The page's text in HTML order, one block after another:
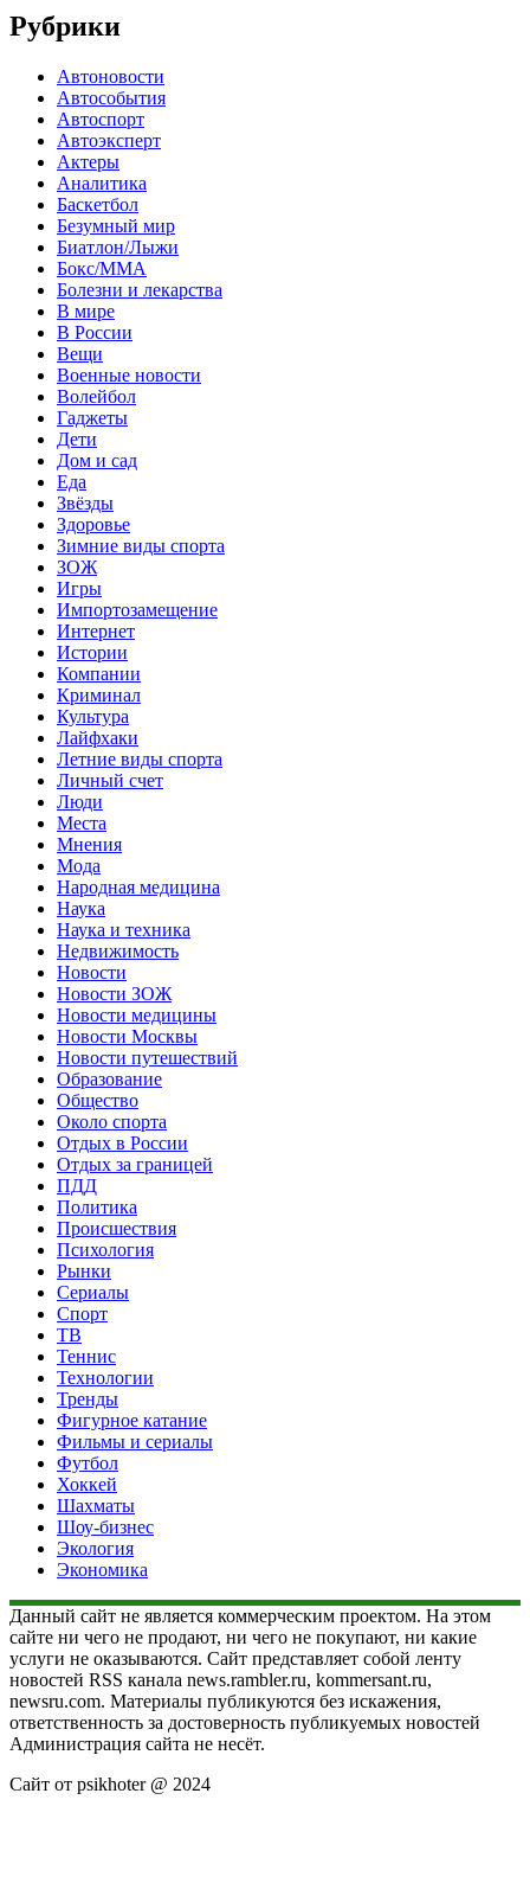
Рубрики
Автоновости
Автособытия
Автоспорт
Автоэксперт
Актеры
Аналитика
Баскетбол
Безумный мир
Биатлон/Лыжи
Бокс/MMA
Болезни и лекарства
В мире
В России
Вещи
Военные новости
Волейбол
Гаджеты
Дети
Дом и сад
Еда
Звёзды
Здоровье
Зимние виды спорта
ЗОЖ
Игры
Импортозамещение
Интернет
Истории
Компании
Криминал
Культура
Лайфхаки
Летние виды спорта
Личный счет
Люди
Места
Мнения
Мода
Народная медицина
Наука
Наука и техника
Недвижимость
Новости
Новости ЗОЖ
Новости медицины
Новости Москвы
Новости путешествий
Образование
Общество
Около спорта
Отдых в России
Отдых за границей
ПДД
Политика
Происшествия
Психология
Рынки
Сериалы
Спорт
ТВ
Теннис
Технологии
Тренды
Фигурное катание
Фильмы и сериалы
Футбол
Хоккей
Шахматы
Шоу-бизнес
Экология
Экономика
Данный сайт не является коммерческим проектом. На этом
сайте ни чего не продают, ни чего не покупают, ни какие
услуги не оказываются. Сайт представляет собой ленту
новостей RSS канала news.rambler.ru, kommersant.ru,
newsru.com. Материалы публикуются без искажения,
ответственность за достоверность публикуемых новостей
Администрация сайта не несёт.
Сайт от psikhoter @ 2024